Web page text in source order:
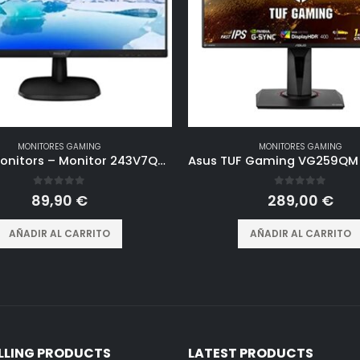
MONITORES GAMING
Philips Monitors – Monitor 243V7QDSB/00- 24″, FHD, 75Hz, IPS, Flicker Free, (1920×1080, 250cd/m² VESA, DSUB, HDMI), Color Negro
0 out of 5
89,90 €
AÑADIR AL CARRITO
MONITORES GAMING
out of 5
289,00 €
AÑADIR AL CARRITO
PRODUCTS LATEST PRODUCTS